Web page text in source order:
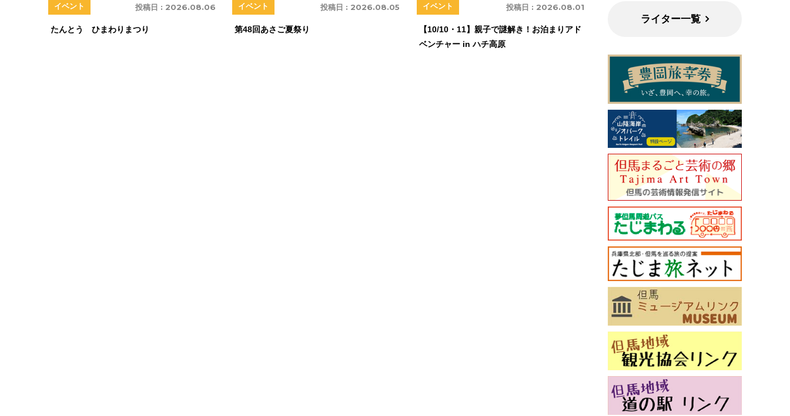
投稿日 : 2026.08.06
イベント
たんとう ひまわりまつり
投稿日 : 2026.08.05
イベント
第48回あさご夏祭り
投稿日 : 2026.08.01
イベント
【10/10・11】親子で謎解き！お泊まりアド
ベンチャー in ハチ高原
ライター一覧